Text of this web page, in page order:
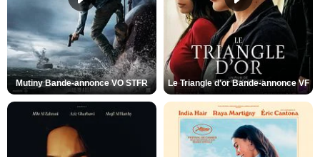
Mutiny Bande-annonce VO STFR Le Triangle d'or Bande-annonce VF